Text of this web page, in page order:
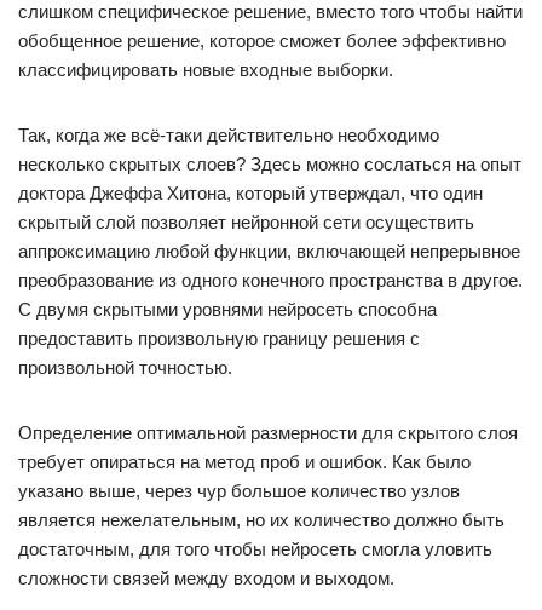
слишком специфическое решение, вместо того чтобы найти
обобщенное решение, которое сможет более эффективно
классифицировать новые входные выборки.
Так, когда же всё-таки действительно необходимо
несколько скрытых слоев? Здесь можно сослаться на опыт
доктора Джеффа Хитона, который утверждал, что один
скрытый слой позволяет нейронной сети осуществить
аппроксимацию любой функции, включающей непрерывное
преобразование из одного конечного пространства в другое.
С двумя скрытыми уровнями нейросеть способна
предоставить произвольную границу решения с
произвольной точностью.
Определение оптимальной размерности для скрытого слоя
требует опираться на метод проб и ошибок. Как было
указано выше, через чур большое количество узлов
является нежелательным, но их количество должно быть
достаточным, для того чтобы нейросеть смогла уловить
сложности связей между входом и выходом.